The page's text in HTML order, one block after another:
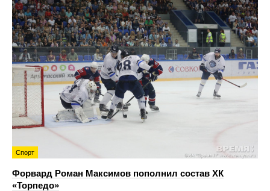
Спорт
Форвард Роман Максимов пополнил состав ХК
«Торпедо»